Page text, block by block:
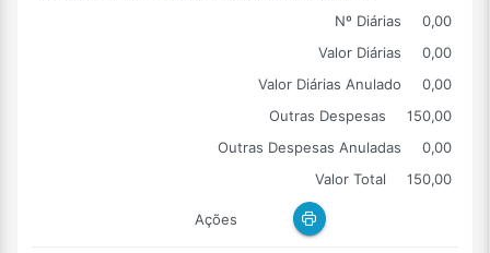
Nº Diárias
0,00
Valor Diárias
0,00
Valor Diárias Anulado
0,00
Outras Despesas
150,00
Outras Despesas Anuladas
0,00
Valor Total
150,00
Ações